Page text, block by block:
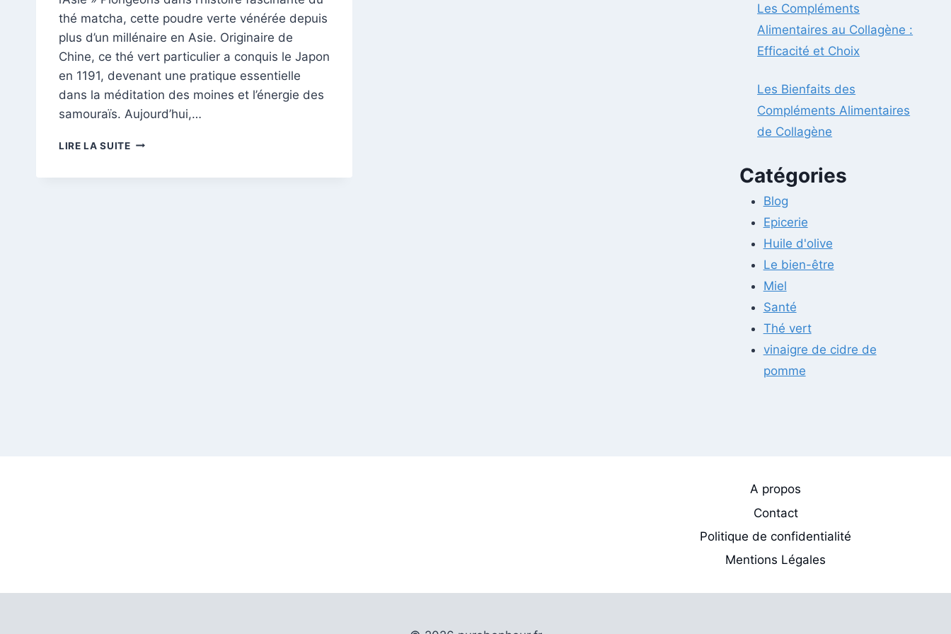
thé matcha, cette poudre verte vénérée depuis
plus d’un millénaire en Asie. Originaire de
Chine, ce thé vert particulier a conquis le Japon
en 1191, devenant une pratique essentielle
dans la méditation des moines et l’énergie des
samouraïs. Aujourd’hui,…
LIRE LA SUITEDÉCOUVREZ
Les Compléments
Alimentaires au Collagène :
Efficacité et Choix
Les Bienfaits des
Compléments Alimentaires
de Collagène
Catégories
Blog
Epicerie
Huile d'olive
Le bien-être
Miel
Santé
Thé vert
vinaigre de cidre de
pomme
A propos
Contact
Politique de confidentialité
Mentions Légales